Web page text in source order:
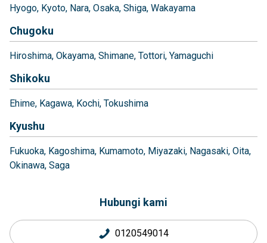
Hyogo Kyoto Nara Osaka Shiga Wakayama
Chugoku
Hiroshima Okayama Shimane Tottori Yamaguchi
Shikoku
Ehime Kagawa Kochi Tokushima
Kyushu
Fukuoka Kagoshima Kumamoto Miyazaki Nagasaki Oita
Okinawa Saga
Hubungi kami
0120549014